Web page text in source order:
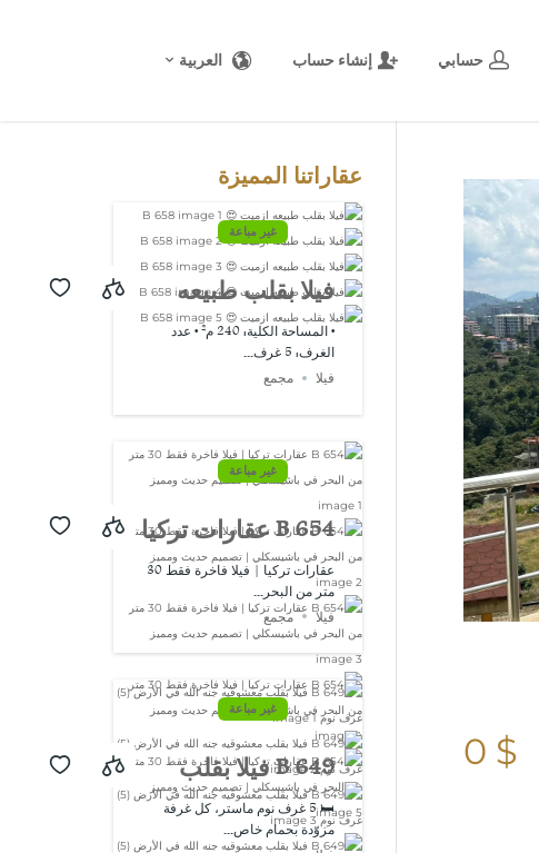
حسابي إنشاء حساب العربية
$ 0
عقاراتنا المميزة
غير مباعة
فيلا بقلب طبيعه
ازميت 😍 B 658
• المساحة الكلية: 240 م² • عدد
الغرف: 5 غرف...
فيلا
مجمع
غير مباعة
B 654 عقارات تركيا
| فيلا فاخرة فقط
30 متر من البحر
في باشيسكلي |
تصميم حديث
ومميز
عقارات تركيا | فيلا فاخرة فقط 30
متر من البحر...
فيلا
مجمع
غير مباعة
B 649 فيلا بقلب
معشوقيه جنه الله
في الأرض (5) غرف
🛏️ 5 غرف نوم ماستر، كل غرفة
مزوّدة بحمام خاص...